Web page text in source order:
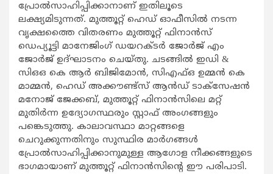
പ്രോല്‍സാഹിപ്പിക്കാനാണ് ഇതിലൂടെ
ലക്ഷ്യമിടുന്നത്. മുത്തൂറ്റ് ഹെഡ് ഓഫീസില്‍ നടന്ന
വൃക്ഷത്തൈ വിതരണം മുത്തൂറ്റ് ഫിനാന്‍സ്
ഡെപ്യൂട്ടി മാനേജിംഗ് ഡയറക്ടര്‍ ജോര്‍ജ് എം
ജോര്‍ജ് ഉദ്ഘാടനം ചെയ്തു. ചടങ്ങില്‍ ഇഡി &
സിഒഒ കെ ആര്‍ ബിജിമോന്‍, സിഎഫ്ഒ ഉമ്മന്‍ കെ
മാമ്മന്‍, ഹെഡ് അക്കൗണ്ട്സ് ആന്‍ഡ് ടാക്സേഷന്‍
മനോജ് ജേക്കബ്, മുത്തൂറ്റ് ഫിനാന്‍സിലെ മറ്റ്
മുതിര്‍ന്ന ഉദ്യോഗസ്ഥരും സ്റ്റാഫ് അംഗങ്ങളും
പങ്കെടുത്തു. കാലാവസ്ഥാ മാറ്റങ്ങളെ
ചെറുക്കുന്നതിനും സുസ്ഥിര മാര്‍ഗങ്ങള്‍
പ്രോല്‍സാഹിപ്പിക്കാനുമുള്ള ആഗോള നീക്കങ്ങളുടെ
ഭാഗമായാണ് മുത്തൂറ്റ് ഫിനാന്‍സിന്‍റെ ഈ പരിപാടി.